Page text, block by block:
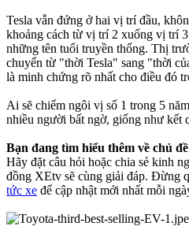
Tesla vẫn đứng ở hai vị trí đầu,
khoảng cách từ vị trí 2 xuống vị trí
những tên tuổi truyền thống. Thị
chuyển từ "thời Tesla" sang "thời
là minh chứng rõ nhất cho điều đó
Ai sẽ chiếm ngôi vị số 1 trong 5
nhiều người bất ngờ, giống như kết
Bạn đang tìm hiểu thêm về chủ
Hãy đặt câu hỏi hoặc chia sẻ kinh
đồng XEtv sẽ cùng giải đáp. Đừng
tức xe để cập nhật mới nhất mỗi